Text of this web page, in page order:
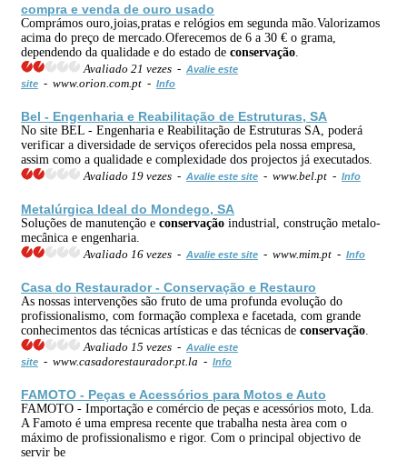
compra e venda de ouro usado
Comprámos ouro,joias,pratas e relógios em segunda mão.Valorizamos
acima do preço de mercado.Oferecemos de 6 a 30 € o grama,
dependendo da qualidade e do estado de conservação
Avaliado 21 vezes - Avalie este
site - www.orion.com.pt - Info
Bel - Engenharia e Reabilitação de Estruturas, SA
No site BEL - Engenharia e Reabilitação de Estruturas SA, poderá
verificar a diversidade de serviços oferecidos pela nossa empresa,
assim como a qualidade e complexidade dos projectos já executados.
Avaliado 19 vezes - Avalie este site - www.bel.pt - Info
Metalúrgica Ideal do Mondego, SA
Soluções de manutenção e conservação industrial, construção metalo-
mecânica e engenharia.
Avaliado 16 vezes - Avalie este site - www.mim.pt - Info
Casa do Restaurador - Conservação e Restauro
As nossas intervenções são fruto de uma profunda evolução do
profissionalismo, com formação complexa e facetada, com grande
conhecimentos das técnicas artísticas e das técnicas de conservação
Avaliado 15 vezes - Avalie este
site - www.casadorestaurador.pt.la - Info
FAMOTO - Peças e Acessórios para Motos e Auto
FAMOTO - Importação e comércio de peças e acessórios moto, Lda.
A Famoto é uma empresa recente que trabalha nesta àrea com o
máximo de profissionalismo e rigor. Com o principal objectivo de
servir be